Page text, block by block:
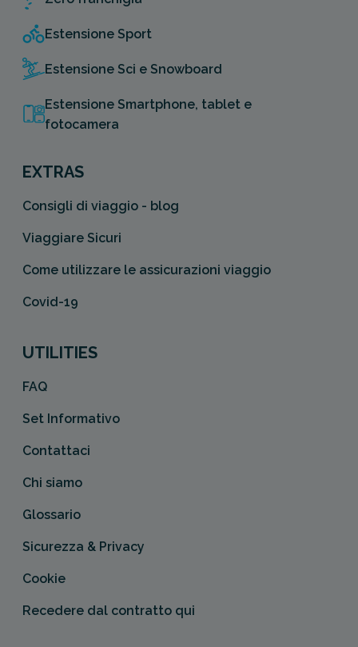
Estensione Sport
Estensione Sci e Snowboard
Estensione Smartphone, tablet e
fotocamera
EXTRAS
Consigli di viaggio - blog
Viaggiare Sicuri
Come utilizzare le assicurazioni viaggio
Covid-19
UTILITIES
FAQ
Set Informativo
Contattaci
Chi siamo
Glossario
Sicurezza & Privacy
Cookie
Recedere dal contratto qui